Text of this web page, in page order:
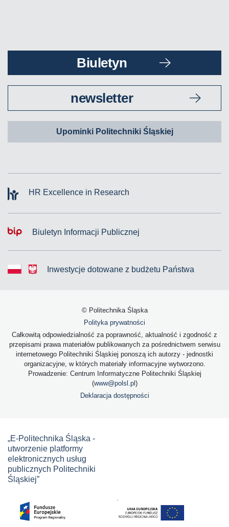
Biuletyn
newsletter
Upominki Politechniki Śląskiej
HR Excellence in Research
Biuletyn Informacji Publicznej
Inwestycje dotowane z budżetu Państwa
© Politechnika Śląska
Polityka prywatności
Całkowitą odpowiedzialność za poprawność, aktualność i zgodność z
przepisami prawa materiałów publikowanych za pośrednictwem serwisu
internetowego Politechniki Śląskiej ponoszą ich autorzy - jednostki
organizacyjne, w których materiały informacyjne wytworzono.
Prowadzenie: Centrum Informatyczne Politechniki Śląskiej
(www@polsl.pl )
Deklaracja dostępności
„E-Politechnika Śląska -
utworzenie platformy
elektronicznych usług
publicznych Politechniki
Śląskiej”